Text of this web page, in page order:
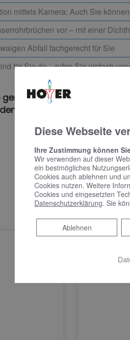
mittels Kamera: Auch Sie
vor – mit einer
Abfall fachgerecht für Sie
für Sie da – rufen Sie einfach
einen
Notfallhotline anzurufen.
Diese Webseite
Ihre Zustimmung können
Wir verwenden auf dieser
ein bestmögliches
Cookies auch ablehnen und
Cookies nutzen. Weitere
Cookies und eingesetzten
Datenschutzerklärung. Sie
Ablehnen
Ablehnen